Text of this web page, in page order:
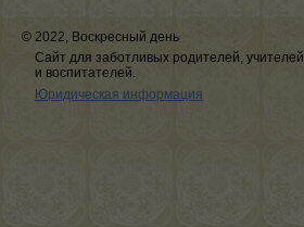
© 2022, Воскресный день
Сайт для заботливых родителей, учителей
и воспитателей.
Юридическая информация